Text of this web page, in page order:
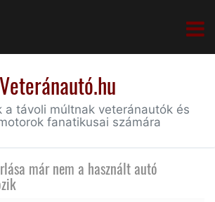
Veteránautó.hu
a távoli múltnak veteránautók és
fanatikusai számára
már nem a használt autó